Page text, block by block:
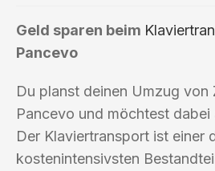
Geld sparen beim
Pancevo
Du planst deinen Umzug von
Pancevo und möchtest dabei
Der Klaviertransport ist einer
kostenintensivsten